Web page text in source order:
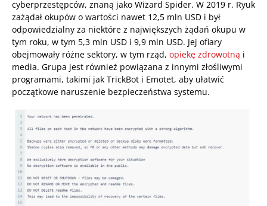
cyberprzestępców, znaną jako Wizard Spider. W 2019 r. Ryuk
zażądał okupów o wartości nawet 12,5 mln USD i był
odpowiedzialny za niektóre z największych żądań okupu w
tym roku, w tym 5,3 mln USD i 9,9 mln USD. Jej ofiary
obejmowały różne sektory, w tym rząd, opiekę zdrowotną i
media. Grupa jest również powiązana z innymi złośliwymi
programami, takimi jak TrickBot i Emotet, aby ułatwić
początkowe naruszenie bezpieczeństwa systemu.